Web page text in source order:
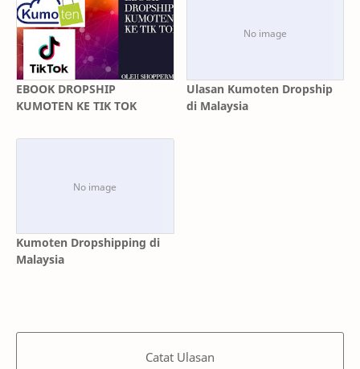
EBOOK DROPSHIP
KUMOTEN KE TIK TOK
Ulasan Kumoten Dropship
di Malaysia
Kumoten Dropshipping di
Malaysia
Catat Ulasan